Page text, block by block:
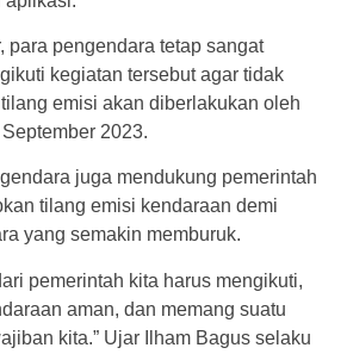
para pengendara tetap sangat
kegiatan tersebut agar tidak
emisi akan diberlakukan oleh
2023.
juga mendukung pemerintah
tilang emisi kendaraan demi
yang semakin memburuk.
pemerintah kita harus mengikuti,
aman, dan memang suatu
kita.” Ujar Ilham Bagus selaku